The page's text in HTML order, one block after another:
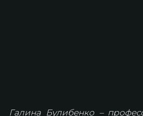
Галина Булибенко –